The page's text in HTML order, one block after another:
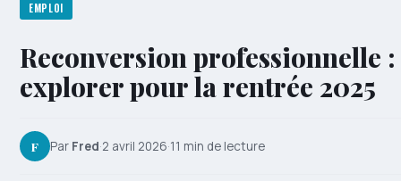
EMPLOI
Reconversion professionnelle
explorer pour la rentrée 2025
F Par Fred·2 avril 2026·11 min de lecture